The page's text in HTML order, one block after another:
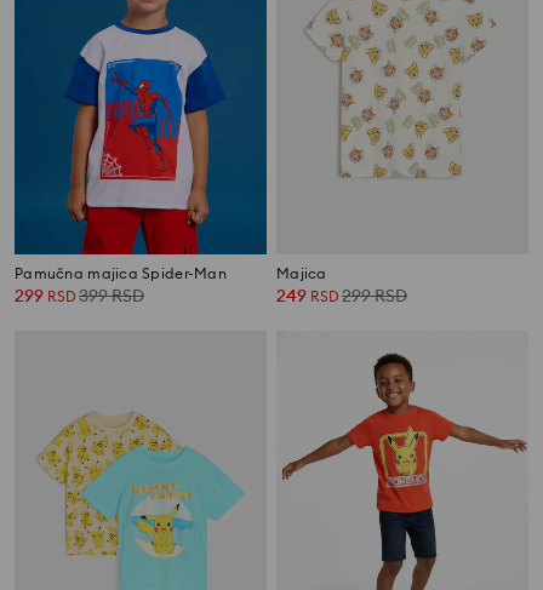
Pamučna majica Spider-Man
299 RSD 399RSD
Majica
249 RSD 299RSD